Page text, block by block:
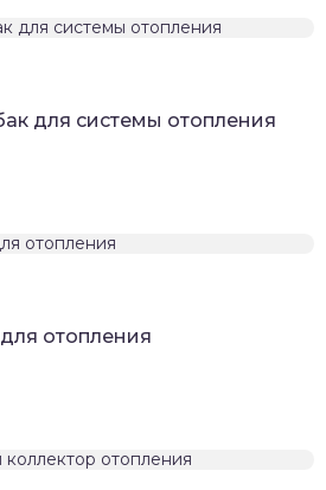
для системы отопления
отопления